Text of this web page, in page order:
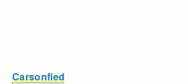
Carsonfied